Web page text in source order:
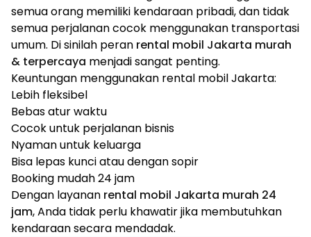
semua orang memiliki kendaraan pribadi, dan tidak
semua perjalanan cocok menggunakan transportasi
umum. Di sinilah peran rental mobil Jakarta murah
& terpercaya menjadi sangat penting.
Keuntungan menggunakan rental mobil Jakarta:
Lebih fleksibel
Bebas atur waktu
Cocok untuk perjalanan bisnis
Nyaman untuk keluarga
Bisa lepas kunci atau dengan sopir
Booking mudah 24 jam
Dengan layanan rental mobil Jakarta murah 24
jam, Anda tidak perlu khawatir jika membutuhkan
kendaraan secara mendadak.